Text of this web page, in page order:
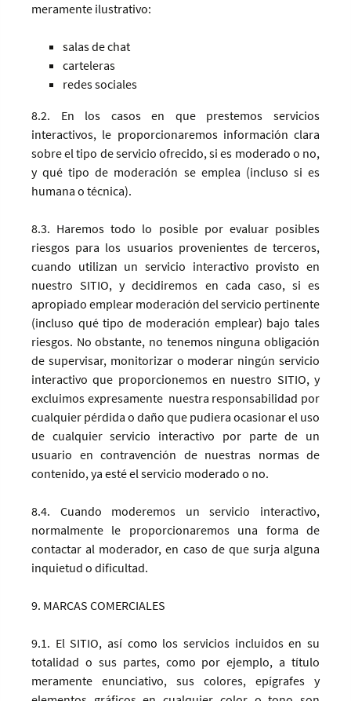
meramente ilustrativo:
salas de chat
carteleras
redes sociales
8.2. En los casos en que prestemos servicios
interactivos, le proporcionaremos información clara
sobre el tipo de servicio ofrecido, si es moderado o no,
y qué tipo de moderación se emplea (incluso si es
humana o técnica).
8.3. Haremos todo lo posible por evaluar posibles
riesgos para los usuarios provenientes de terceros,
cuando utilizan un servicio interactivo provisto en
nuestro SITIO, y decidiremos en cada caso, si es
apropiado emplear moderación del servicio pertinente
(incluso qué tipo de moderación emplear) bajo tales
riesgos. No obstante, no tenemos ninguna obligación
de supervisar, monitorizar o moderar ningún servicio
interactivo que proporcionemos en nuestro SITIO, y
excluimos expresamente nuestra responsabilidad por
cualquier pérdida o daño que pudiera ocasionar el uso
de cualquier servicio interactivo por parte de un
usuario en contravención de nuestras normas de
contenido, ya esté el servicio moderado o no.
8.4. Cuando moderemos un servicio interactivo,
normalmente le proporcionaremos una forma de
contactar al moderador, en caso de que surja alguna
inquietud o dificultad.
9. MARCAS COMERCIALES
9.1. El SITIO, así como los servicios incluidos en su
totalidad o sus partes, como por ejemplo, a título
meramente enunciativo, sus colores, epígrafes y